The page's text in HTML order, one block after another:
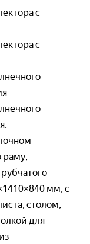
с
с
раму,
мм, с
столом,
для